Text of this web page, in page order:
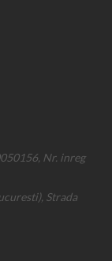
Nr. inreg
Strada